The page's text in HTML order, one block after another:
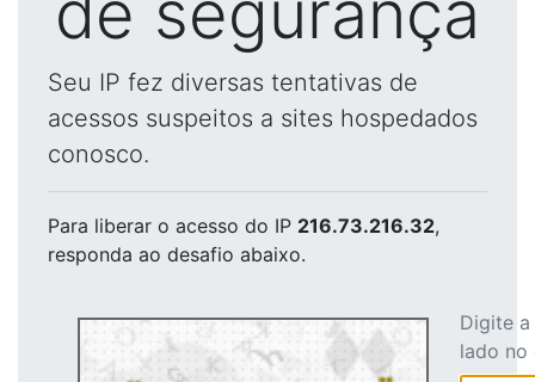
Seu IP fez diversas tentativas de
acessos suspeitos a sites hospedados
conosco.
Para liberar o acesso do IP 216.73.216.32,
responda ao desafio abaixo.
Digite
lado no